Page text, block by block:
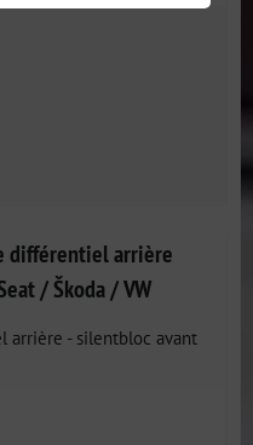
différentiel arrière
/ Škoda / VW
arrière - silentbloc avant